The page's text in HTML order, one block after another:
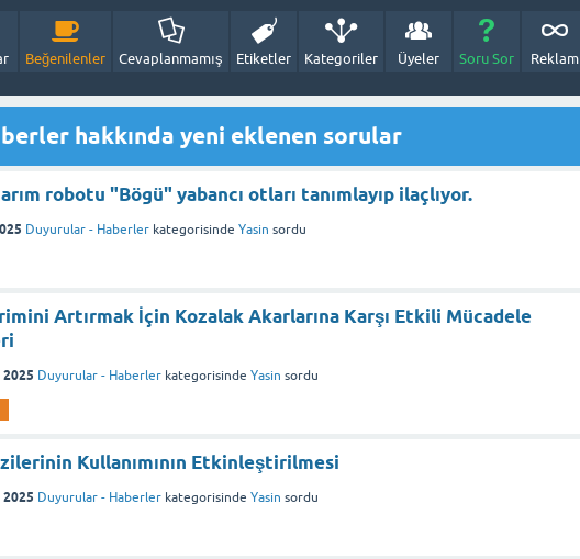
Beğenilenler Cevaplanmamış Etiketler Kategoriler Üyeler Soru Sor Reklam
hakkında yeni eklenen sorular
robotu "Bögü" yabancı otları tanımlayıp ilaçlıyor.
Duyurular - Haberler kategorisinde Yasin sordu
Artırmak İçin Kozalak Akarlarına Karşı Etkili Mücadele
2025 Duyurular - Haberler kategorisinde Yasin sordu
Kullanımının Etkinleştirilmesi
2025 Duyurular - Haberler kategorisinde Yasin sordu